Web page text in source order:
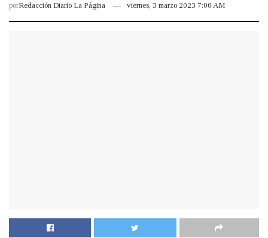
porRedacción Diario La Página viernes, 3 marzo 2023 7:00 AM